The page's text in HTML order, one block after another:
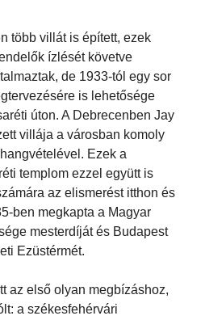
több villát is épített, ezek
ízlését követve
de 1933-tól egy sor
is lehetősége
úton. A Debrecenben Jay
villája a városban komoly
Ezek a
templom ezzel együtt is
az elismerést itthon és
ben megkapta a Magyar
mesterdíját és Budapest
Ezüstérmét.
az első olyan megbízáshoz,
a székesfehérvári